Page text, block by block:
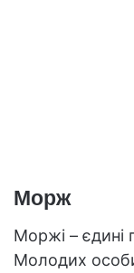
Морж
Моржі – єдині
Молодих